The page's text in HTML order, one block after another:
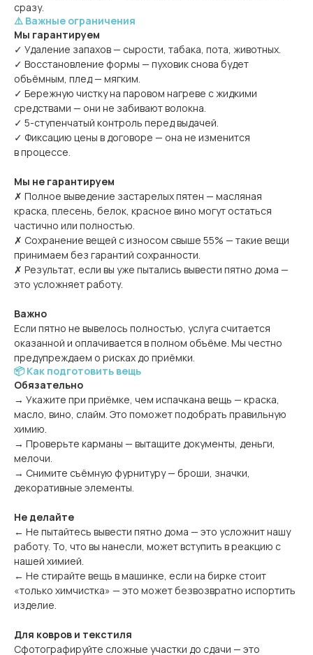
сразу.
⚠️ Важные ограничения
Мы гарантируем
✓ Удаление запахов — сырости, табака, пота, животных.
✓ Восстановление формы — пуховик снова будет
объёмным, плед — мягким.
✓ Бережную чистку на паровом нагреве с жидкими
средствами — они не забивают волокна.
✓ 5-ступенчатый контроль перед выдачей.
✓ Фиксацию цены в договоре — она не изменится
в процессе.
Мы не гарантируем
✗ Полное выведение застарелых пятен — масляная
краска, плесень, белок, красное вино могут остаться
частично или полностью.
✗ Сохранение вещей с износом свыше 55% — такие вещи
принимаем без гарантий сохранности.
✗ Результат, если вы уже пытались вывести пятно дома —
это усложняет работу.
Важно
Если пятно не вывелось полностью, услуга считается
оказанной и оплачивается в полном объёме. Мы честно
предупреждаем о рисках до приёмки.
📦 Как подготовить вещь
Обязательно
→ Укажите при приёмке, чем испачкана вещь — краска,
масло, вино, слайм. Это поможет подобрать правильную
химию.
→ Проверьте карманы — вытащите документы, деньги,
мелочи.
→ Снимите съёмную фурнитуру — броши, значки,
декоративные элементы.
Не делайте
← Не пытайтесь вывести пятно дома — это усложнит нашу
работу. То, что вы нанесли, может вступить в реакцию с
нашей химией.
← Не стирайте вещь в машинке, если на бирке стоит
«только химчистка» — это может безвозвратно испортить
изделие.
Для ковров и текстиля
Сфотографируйте сложные участки до сдачи — это